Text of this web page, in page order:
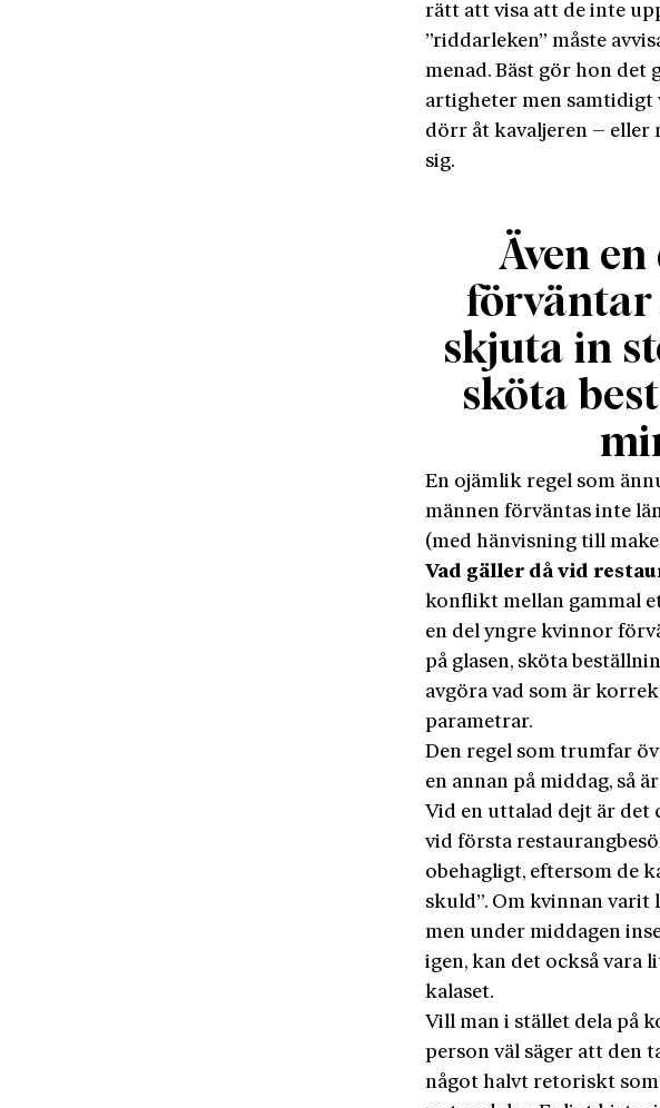
rätt att visa att de inte
”riddarleken” måste
menad. Bäst gör hon det
artigheter men samtidigt
dörr åt kavaljeren – eller
sig.
Även
förväntar
skjuta in
sköta
En ojämlik regel som
männen förväntas inte
(med hänvisning till
Vad gäller då vid
konflikt mellan gammal
en del yngre kvinnor
på glasen, sköta
avgöra vad som är
parametrar.
Den regel som trumfar
en annan på middag, så
Vid en uttalad dejt är det
vid första
obehagligt, eftersom de
skuld”. Om kvinnan
men under middagen
igen, kan det också vara
kalaset.
Vill man i stället dela på
person väl säger att den
något halvt retoriskt som